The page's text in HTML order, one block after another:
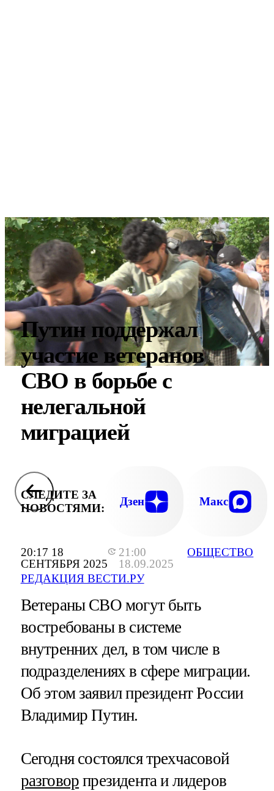
20:17 18
СЕНТЯБРЯ 2025
21:00
18.09.2025
РЕДАКЦИЯ ВЕСТИ.РУ
ОБЩЕСТВО
Путин поддержал
участие ветеранов
СВО в борьбе с
нелегальной
миграцией
СЛЕДИТЕ ЗА
НОВОСТЯМИ:
Дзен Макс
Ветераны СВО могут быть
востребованы в системе
внутренних дел, в том числе в
подразделениях в сфере миграции.
Об этом заявил президент России
Владимир Путин.
Сегодня состоялся трехчасовой
разговор президента и лидеров